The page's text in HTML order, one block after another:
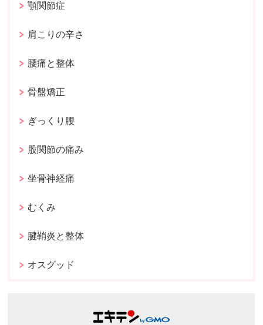
顎関節症
肩こりの辛さ
腰痛と整体
骨盤矯正
ぎっくり腰
股関節の痛み
坐骨神経痛
むくみ
腱鞘炎と整体
オスグッド